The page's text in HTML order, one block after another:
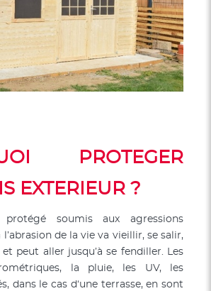
PROTEGER
EXTERIEUR ?
soumis aux agressions
de la vie va vieillir, se salir,
et peut aller jusqu’à se fendiller. Les
la pluie, les UV, les
dans le cas d‘une terrasse, en sont